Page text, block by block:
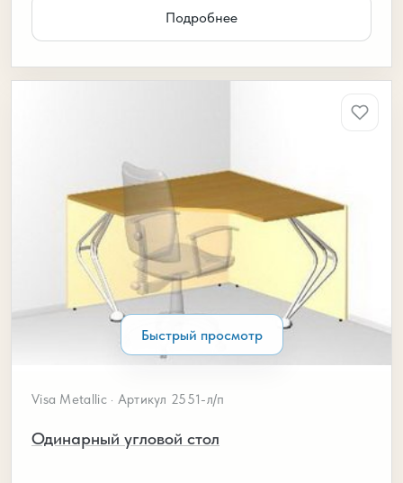
Подробнее
Быстрый просмотр
Visa Metallic · Артикул 2551-л/п
Одинарный угловой стол